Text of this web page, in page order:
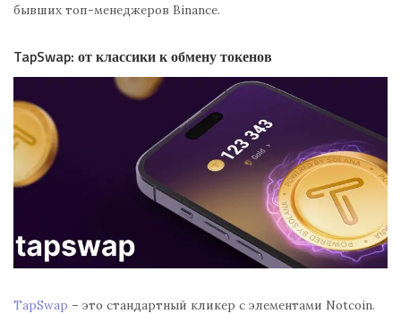
бывших топ-менеджеров Binance.
TapSwap: от классики к обмену токенов
TapSwap – это стандартный кликер с элементами Notcoin.